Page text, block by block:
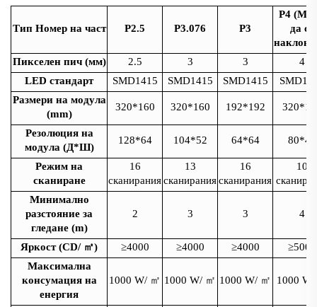
Тип Номер на част P2.5 P3.076 P3
P4
да се
Пикселен пич (мм)
2.5 3 3
4
LED стандарт
SMD1415 SMD1415 SMD1415
Размери на модула
(mm)
320*160 320*160 192*192
Резолюция на
модула (Д*Ш)
128*64 104*52 64*64 80*40
Режим на
сканиране
16
сканирания
13
сканирания
16
сканирания
10
Минимално
разстояние за
гледане (m)
2 3 3 4
Яркост (CD/ ㎡) ≥4000 ≥4000 ≥4000
≥5000
Максимална
консумация на
енергия
1000 W/ ㎡ 1000 W/ ㎡ 1000 W/ ㎡ 1000 W/